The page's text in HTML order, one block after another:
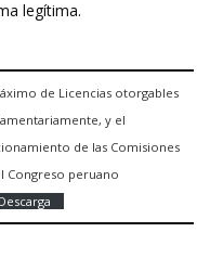
legítima.
de Licencias otorgables
y el
de las Comisiones
Congreso peruano
Descarga